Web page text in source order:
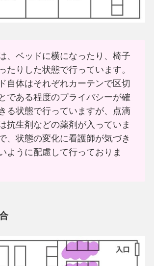
、ベッドに横になったり、椅子
たりした状態で行っています。
自体はそれぞれカーテンで区切
である程度のプライバシーが確
る状態で行っていますが、点滴
抗生剤などの薬剤が入っていま
、状態の変化に看護師が気づき
ように配慮して行っておりま